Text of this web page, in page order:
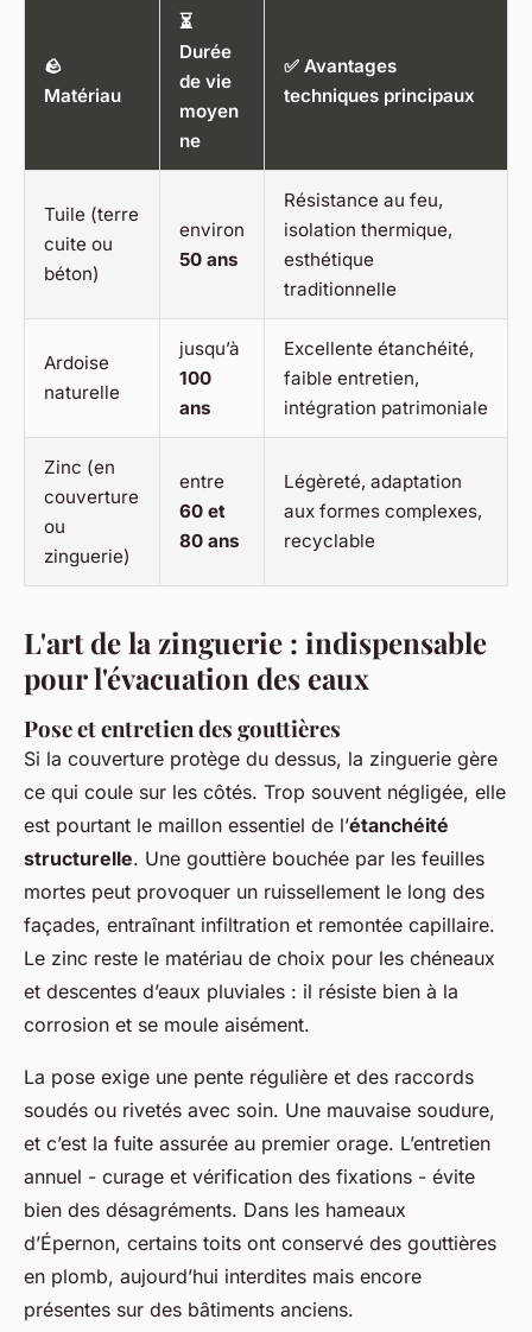
🪨
Matériau
⏳
Durée
de vie
moyen
ne
✅ Avantages
techniques principaux
Tuile (terre
cuite ou
béton)
environ
50 ans
Résistance au feu,
isolation thermique,
esthétique
traditionnelle
Ardoise
naturelle
jusqu’à
100
ans
Excellente étanchéité,
faible entretien,
intégration patrimoniale
Zinc (en
couverture
ou
zinguerie)
entre
60 et
80 ans
Légèreté, adaptation
aux formes complexes,
recyclable
L'art de la zinguerie : indispensable
pour l'évacuation des eaux
Pose et entretien des gouttières
Si la couverture protège du dessus, la zinguerie gère
ce qui coule sur les côtés. Trop souvent négligée, elle
est pourtant le maillon essentiel de l’étanchéité
structurelle. Une gouttière bouchée par les feuilles
mortes peut provoquer un ruissellement le long des
façades, entraînant infiltration et remontée capillaire.
Le zinc reste le matériau de choix pour les chéneaux
et descentes d’eaux pluviales : il résiste bien à la
corrosion et se moule aisément.
La pose exige une pente régulière et des raccords
soudés ou rivetés avec soin. Une mauvaise soudure,
et c’est la fuite assurée au premier orage. L’entretien
annuel - curage et vérification des fixations - évite
bien des désagréments. Dans les hameaux
d’Épernon, certains toits ont conservé des gouttières
en plomb, aujourd’hui interdites mais encore
présentes sur des bâtiments anciens.